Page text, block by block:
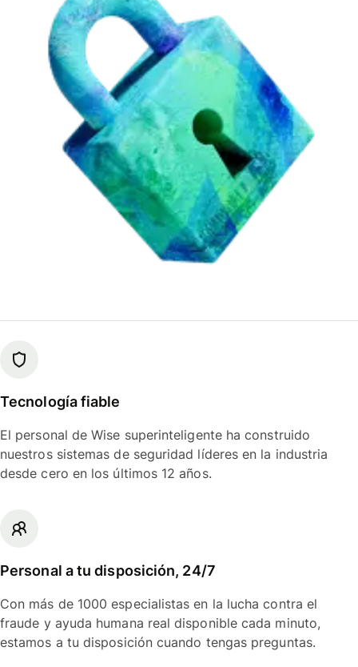
Tecnología fiable
El personal de Wise superinteligente ha construido
nuestros sistemas de seguridad líderes en la industria
desde cero en los últimos 12 años.
Personal a tu disposición, 24/7
Con más de 1000 especialistas en la lucha contra el
fraude y ayuda humana real disponible cada minuto,
estamos a tu disposición cuando tengas preguntas.